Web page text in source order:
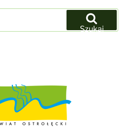
Szukaj